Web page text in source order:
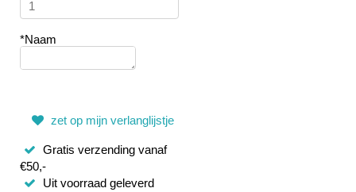
*Naam
zet op mijn verlanglijstje
Gratis verzending vanaf
€50,-
Uit voorraad geleverd